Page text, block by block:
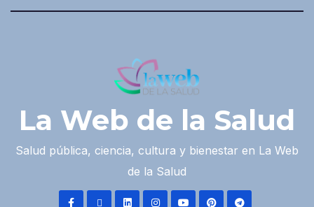
La Web de la Salud
Salud pública, ciencia, cultura y bienestar en La Web
de la Salud